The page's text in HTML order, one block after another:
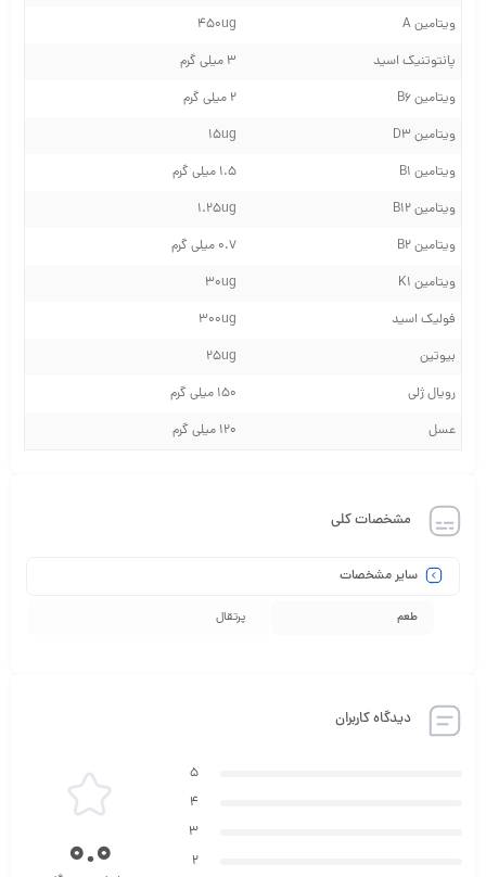
ویتامین A
450ug
پانتوتنیک اسید
3 میلی گرم
ویتامین B6
2 میلی گرم
ویتامین D3
15ug
ویتامین B1
1.5 میلی گرم
ویتامین B12
1.25ug
ویتامین B2
0.7 میلی گرم
ویتامین K1
30ug
فولیک اسید
300ug
بیوتین
25ug
رویال ژلی
150 میلی گرم
عسل
120 میلی گرم
مشخصات کلی
سایر مشخصات
طعم پرتقال
دیدگاه کاربران
5
4
3
2
0.0